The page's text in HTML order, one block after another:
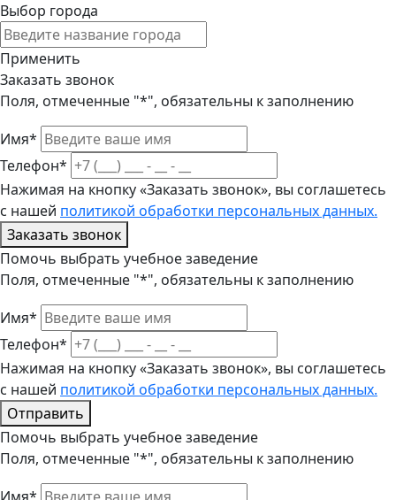
Выбор города
Применить
Заказать звонок
Поля, отмеченные "*", обязательны к заполнению
Имя*
Телефон*
Нажимая на кнопку «Заказать звонок», вы соглашетесь
с нашей политикой обработки персональных данных.
Заказать звонок
Помочь выбрать учебное заведение
Поля, отмеченные "*", обязательны к заполнению
Имя*
Телефон*
Нажимая на кнопку «Заказать звонок», вы соглашетесь
с нашей политикой обработки персональных данных.
Отправить
Помочь выбрать учебное заведение
Поля, отмеченные "*", обязательны к заполнению